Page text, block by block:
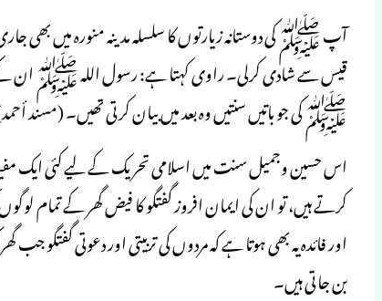
آپ ﷺ کی دوستانہ زیارتوں کا سلسلہ مدینہ منورہ میں بھی
قیس سے شادی کرلی۔ راوی کہتا ہے: رسول اللہ ﷺ ان کے
ﷺ کی جو باتیں سنتیں وہ بعد میں بیان کرتی تھیں۔ (مسند
اس حسین وجمیل سنت میں اسلامی تحریک کے لیے کئی ایک
کرتے ہیں، تو ان کی ایمان افروز گفتگو کا فیض گھر کے تمام
اور فائدہ یہ بھی ہوتا ہے کہ مردوں کی تربیتی اور دعوتی گفتگو
بن جاتی ہیں۔